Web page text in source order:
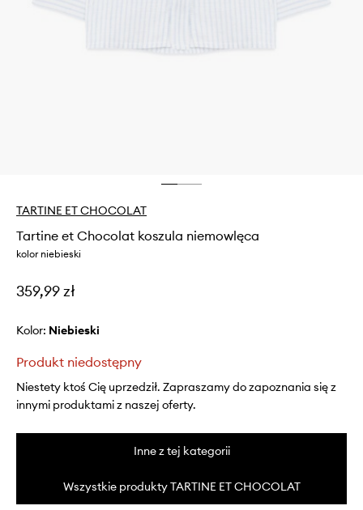
TARTINE ET CHOCOLAT
Tartine et Chocolat koszula niemowlęca
kolor niebieski
359,99 zł
Kolor: niebieski
Produkt niedostępny
Niestety ktoś Cię uprzedził. Zapraszamy do zapoznania się z
innymi produktami z naszej oferty.
Inne z tej kategorii
Wszystkie produkty TARTINE ET CHOCOLAT